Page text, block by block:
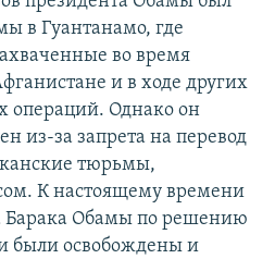
в Гуантанамо, где
во время
и в ходе других
операций. Однако он
из-за запрета на перевод
тюрьмы,
К настоящему времени
Барака Обамы по решению
были освобождены и